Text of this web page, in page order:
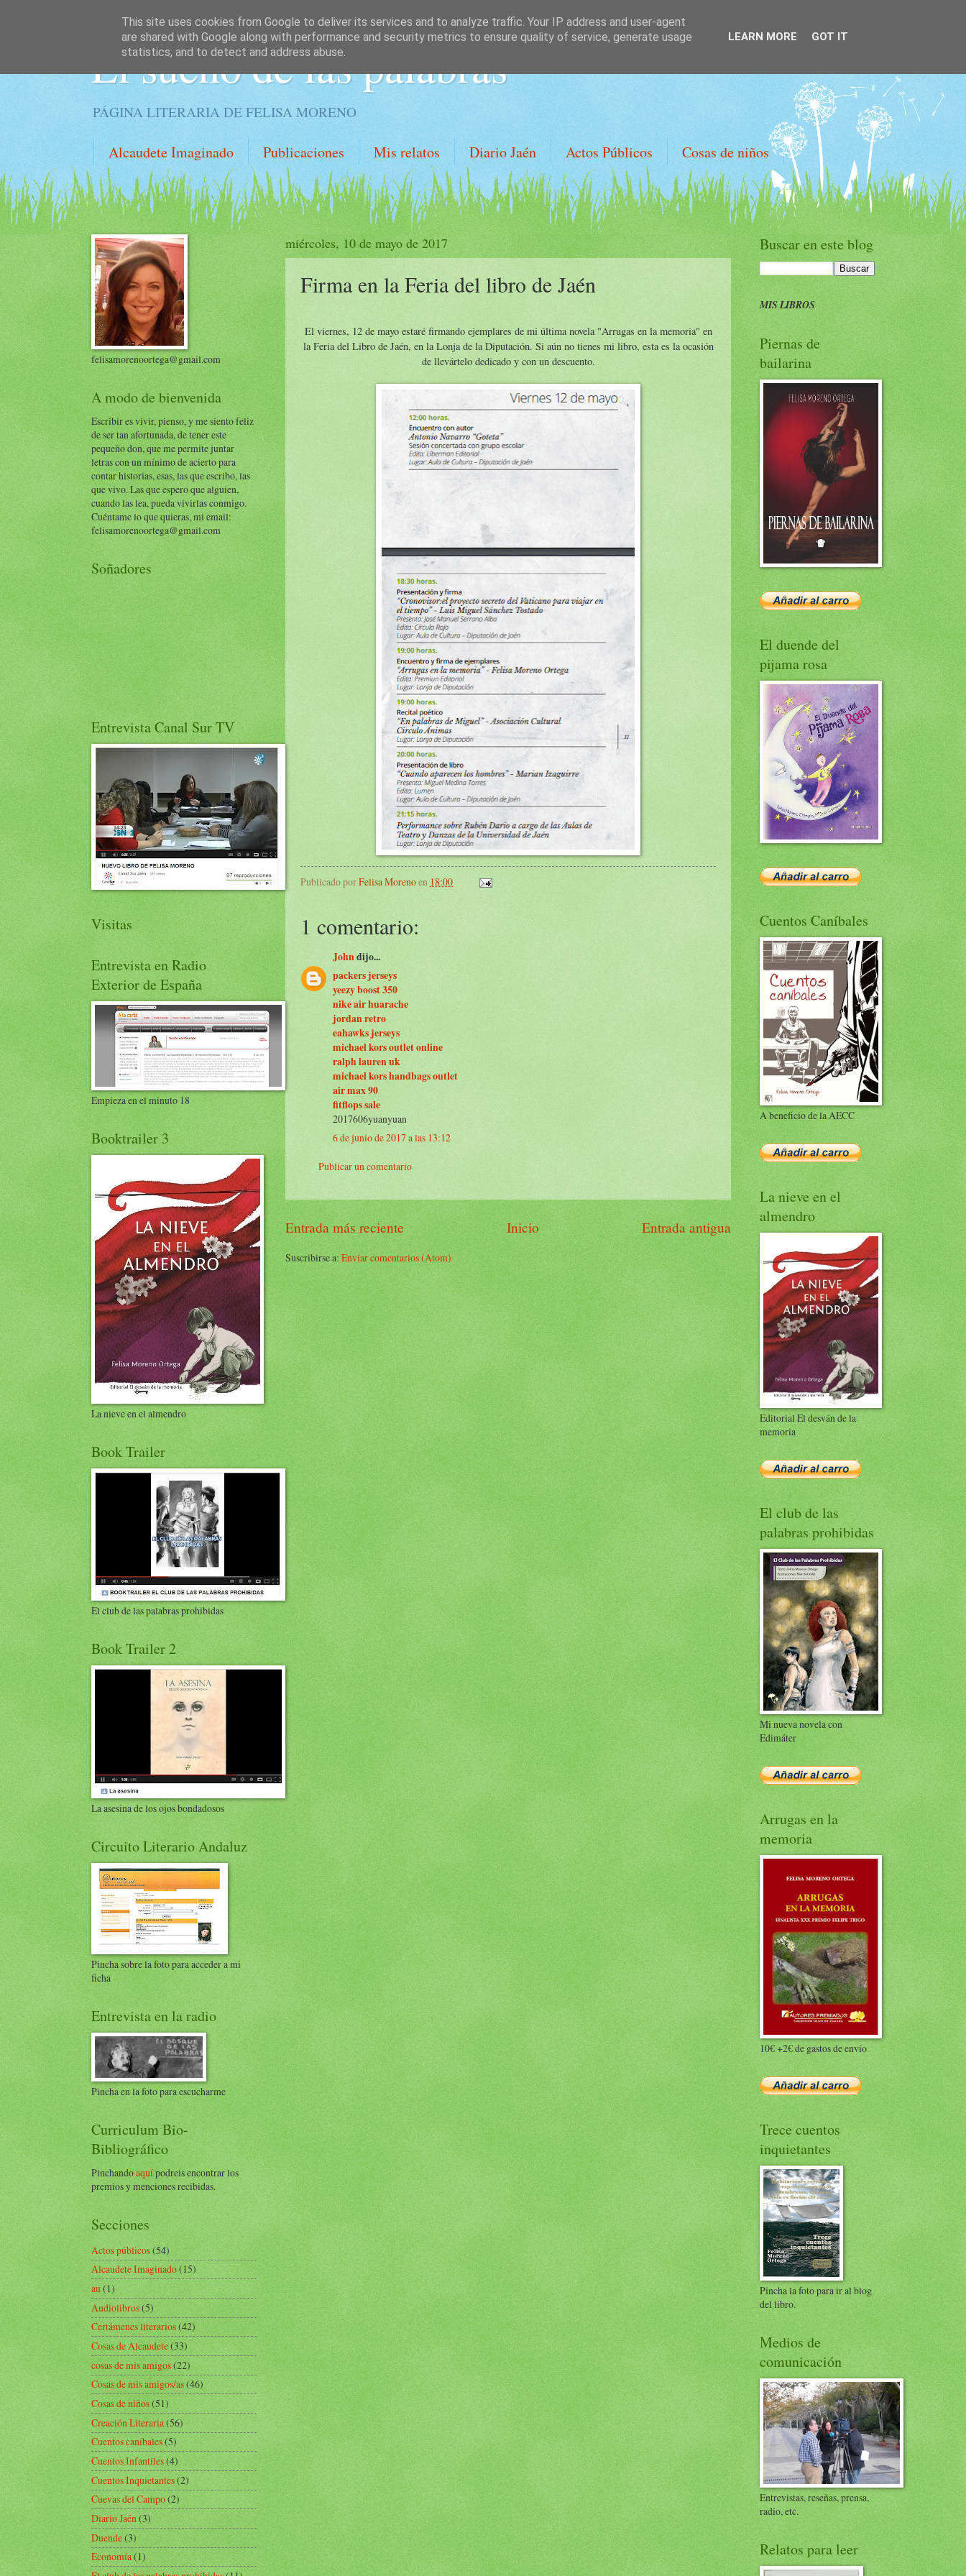
El sueño de las palabras
PÁGINA LITERARIA DE FELISA MORENO
Alcaudete Imaginado Publicaciones Mis relatos Diario Jaén Actos Públicos Cosas de niños
miércoles, 10 de mayo de 2017
Firma en la Feria del libro de Jaén
El viernes, 12 de mayo estaré firmando ejemplares de mi última novela "Arrugas en la memoria" en
la Feria del Libro de Jaén, en la Lonja de la Diputación. Si aún no tienes mi libro, esta es la ocasión
de llevártelo dedicado y con un descuento.
Publicado porFelisa Morenoen 18:00
1 comentario:
Johndijo...
packers jerseys
yeezy boost 350
nike air huarache
jordan retro
eahawks jerseys
michael kors outlet online
ralph lauren uk
michael kors handbags outlet
air max 90
fitflops sale
2017606yuanyuan
6 de junio de 2017 a las 13:12
Publicar un comentario
Entrada más reciente Entrada antigua
Inicio
Suscribirse a:Enviar comentarios (Atom)
felisamorenoortega@gmail.com
A modo de bienvenida
Escribir es vivir, pienso, y me siento feliz
de ser tan afortunada, de tener este
pequeño don, que me permite juntar
letras con un mínimo de acierto para
contar historias, esas, las que escribo, las
que vivo. Las que espero que alguien,
cuando las lea, pueda vivirlas conmigo.
Cuéntame lo que quieras, mi email:
felisamorenoortega@gmail.com
Soñadores
Entrevista Canal Sur TV
Visitas
Entrevista en Radio
Exterior de España
Empieza en el minuto 18
Booktrailer 3
La nieve en el almendro
Book Trailer
El club de las palabras prohibidas
Book Trailer 2
La asesina de los ojos bondadosos
Circuito Literario Andaluz
Pincha sobre la foto para acceder a mi
ficha
Entrevista en la radio
Pincha en la foto para escucharme
Curriculum Bio-
Bibliográfico
Pinchandoaquípodreis encontrar los
premios y menciones recibidas.
Secciones
Actos públicos(54)
Alcaudete Imaginado(15)
au(1)
Audiolibros(5)
Certámenes literarios(42)
Cosas de Alcaudete(33)
cosas de mis amigos(22)
Cosas de mis amigos/as(46)
Cosas de niños(51)
Creación Literaria(56)
Cuentos caníbales(5)
Cuentos Infantiles(4)
Cuentos Inquietantes(2)
Cuevas del Campo(2)
Diario Jaén(3)
Duende(3)
Economía(1)
Buscar en este blog
MIS LIBROS
Piernas de
bailarina
El duende del
pijama rosa
Cuentos Caníbales
A beneficio de la AECC
La nieve en el
almendro
Editorial El desván de la
memoria
El club de las
palabras prohibidas
Mi nueva novela con
Edimáter
Arrugas en la
memoria
10€ +2€ de gastos de envío
Trece cuentos
inquietantes
Pincha la foto para ir al blog
del libro.
Medios de
comunicación
Entrevistas, reseñas, prensa,
radio, etc.
Relatos para leer
This site uses cookies from Google to deliver its services and to analyze traffic. Your IP address and user-agent
are shared with Google along with performance and security metrics to ensure quality of service, generate usage
statistics, and to detect and address abuse.
LEARN MORE GOT IT